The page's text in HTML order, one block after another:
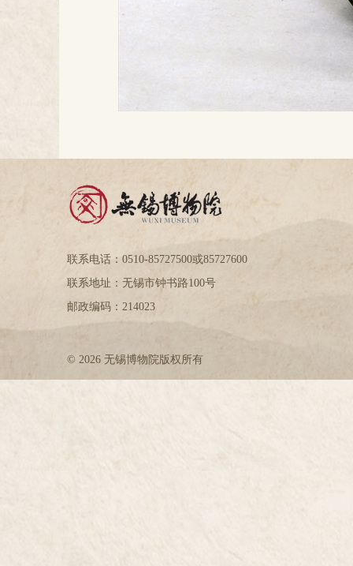
联系电话：0510-85727500或85727600
联系地址：无锡市钟书路100号
邮政编码：214023
© 2026 无锡博物院版权所有